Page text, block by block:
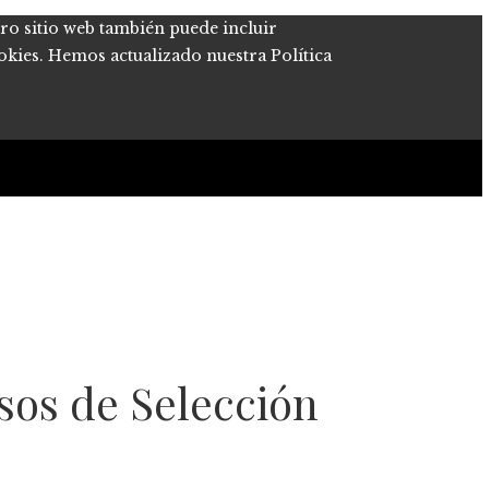
sitio web también puede incluir
Hemos actualizado nuestra Política
de Selección